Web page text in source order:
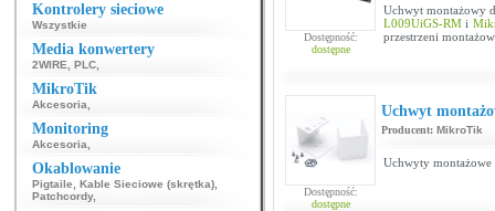
Kontrolery sieciowe
Wszystkie
Media konwertery
2WIRE PLC
MikroTik
Akcesoria
Monitoring
Akcesoria
Okablowanie
Pigtaile Kable Sieciowe (skrętka)
Patchcordy,
Dostępność:
dostępne
Uchwyt montażowy
L009UiGS-RM i
przestrzeni
Dostępność:
dostępne
Uchwyt
Producent: MikroTik
Uchwyty montażowe